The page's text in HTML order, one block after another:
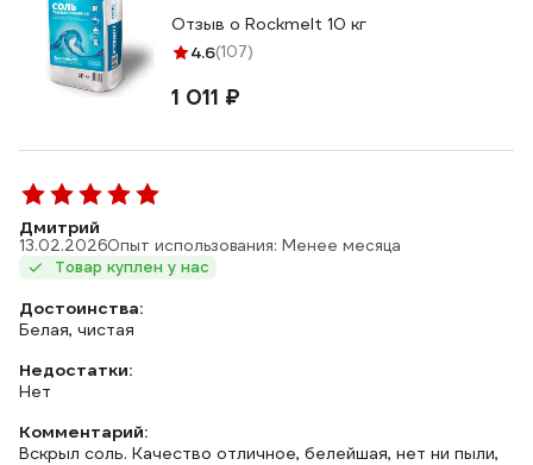
Отзыв о Rockmelt 10 кг
4.6(107)
1 011 ₽
Дмитрий
13.02.2026Опыт использования: Менее месяца
Товар куплен у нас
Достоинства:
Белая, чистая
Недостатки:
Нет
Комментарий:
Вскрыл соль. Качество отличное, белейшая, нет ни пыли,